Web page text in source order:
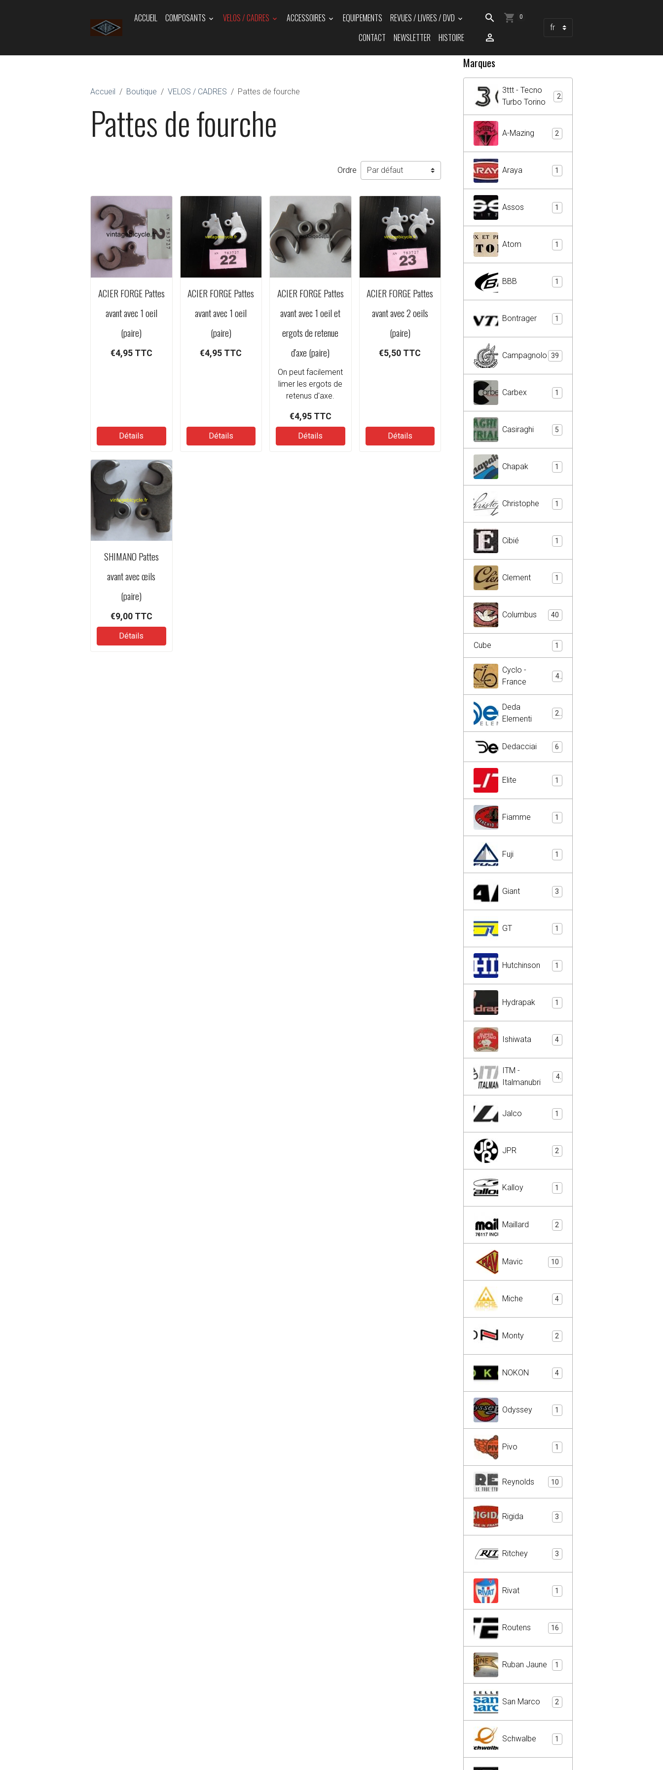
ACCUEIL COMPOSANTS VELOS / CADRES ACCESSOIRES EQUIPEMENTS
REVUES / LIVRES / DVD
CONTACT
NEWSLETTER HISTOIRE
0
Accueil Boutique VELOS / CADRES Pattes de fourche
Pattes de fourche
Ordre
ACIER FORGE Pattes
avant avec 1 oeil
(paire)
€4,95 TTC
Détails
ACIER FORGE Pattes
avant avec 1 oeil
(paire)
€4,95 TTC
Détails
ACIER FORGE Pattes
avant avec 1 oeil et
ergots de retenue
d'axe (paire)
On peut facilement
limer les ergots de
retenus d'axe.
€4,95 TTC
Détails
ACIER FORGE Pattes
avant avec 2 oeils
(paire)
€5,50 TTC
Détails
SHIMANO Pattes
avant avec œils
(paire)
€9,00 TTC
Détails
Marques
3ttt - Tecno
Turbo Torino
A-Mazing 2
Araya 1
Assos 1
Atom 1
BBB 1
Bontrager 1
Campagnolo 39
Carbex 1
Casiraghi 5
Chapak 1
Christophe 1
Cibié 1
Clement 1
Columbus 40
Cube 1
Cyclo -
France
4
Deda
Elementi
Dedacciai 6
Elite 1
Fiamme 1
Fuji 1
Giant 3
GT 1
Hutchinson 1
Hydrapak 1
Ishiwata 4
ITM -
Italmanubri
4
Jalco 1
JPR 2
Kalloy 1
Maillard 2
Mavic 10
Miche 4
Monty 2
NOKON 4
Odyssey 1
Pivo 1
Reynolds 10
Rigida 3
Ritchey 3
Rivat 1
Routens 16
Ruban Jaune 1
San Marco 2
Schwalbe 1